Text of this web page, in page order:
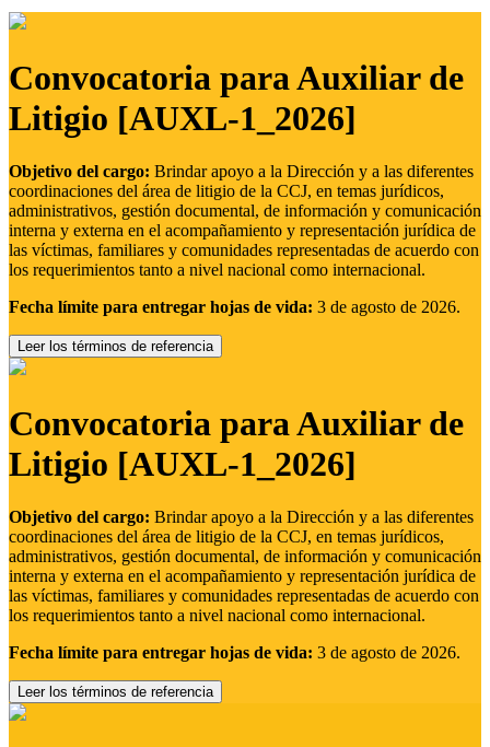
Convocatoria para Auxiliar de
Litigio [AUXL-1_2026]
Objetivo del cargo: Brindar apoyo a la Dirección y a las diferentes
coordinaciones del área de litigio de la CCJ, en temas jurídicos,
administrativos, gestión documental, de información y comunicación
interna y externa en el acompañamiento y representación jurídica de
las víctimas, familiares y comunidades representadas de acuerdo con
los requerimientos tanto a nivel nacional como internacional.
Fecha límite para entregar hojas de vida: 3 de agosto de 2026.
Leer los términos de referencia
Convocatoria para Auxiliar de
Litigio [AUXL-1_2026]
Objetivo del cargo: Brindar apoyo a la Dirección y a las diferentes
coordinaciones del área de litigio de la CCJ, en temas jurídicos,
administrativos, gestión documental, de información y comunicación
interna y externa en el acompañamiento y representación jurídica de
las víctimas, familiares y comunidades representadas de acuerdo con
los requerimientos tanto a nivel nacional como internacional.
Fecha límite para entregar hojas de vida: 3 de agosto de 2026.
Leer los términos de referencia